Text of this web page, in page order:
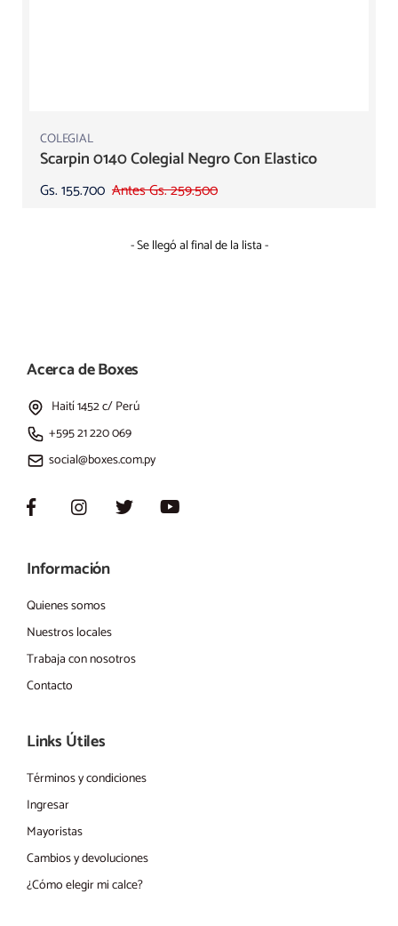
COLEGIAL
Scarpin 0140 Colegial Negro Con Elastico
Gs. 155.700 Antes Gs. 259.500
- Se llegó al final de la lista -
Acerca de Boxes
Haití 1452 c/ Perú
+595 21 220 069
social@boxes.com.py
Información
Quienes somos
Nuestros locales
Trabaja con nosotros
Contacto
Links Útiles
Términos y condiciones
Ingresar
Mayoristas
Cambios y devoluciones
¿Cómo elegir mi calce?